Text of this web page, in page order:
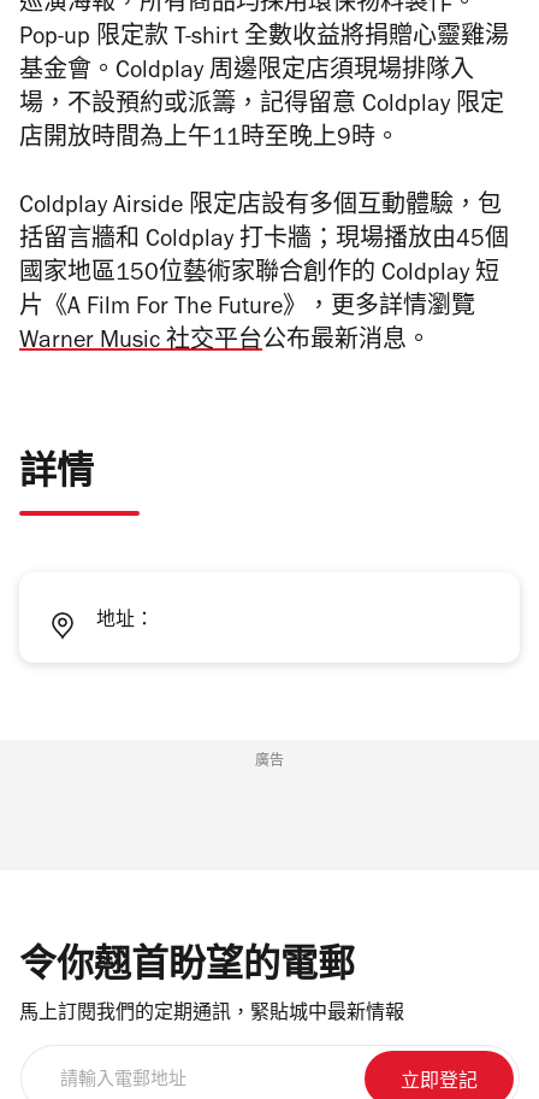
巡演海報，所有商品均採用環保物料製作。
Pop-up 限定款 T-shirt 全數收益將捐贈心靈雞湯
基金會。Coldplay 周邊限定店須現場排隊入
場，不設預約或派籌，記得留意 Coldplay 限定
店開放時間為上午11時至晚上9時。
Coldplay Airside 限定店設有多個互動體驗，包
括留言牆和 Coldplay 打卡牆；現場播放由45個
國家地區150位藝術家聯合創作的 Coldplay 短
片《A Film For The Future》，更多詳情瀏覽
Warner Music 社交平台公布最新消息。
詳情
地址：
廣告
令你翹首盼望的電郵
馬上訂閱我們的定期通訊，緊貼城中最新情報